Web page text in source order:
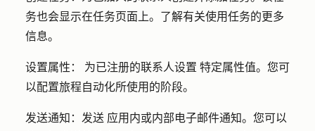
务也会显示在任务页面上。了解有关使用任务的更多
信息。
设置属性： 为已注册的联系人设置 特定属性值。您可
以配置旅程自动化所使用的阶段。
发送通知：发送 应用内或内部电子邮件通知。您可以